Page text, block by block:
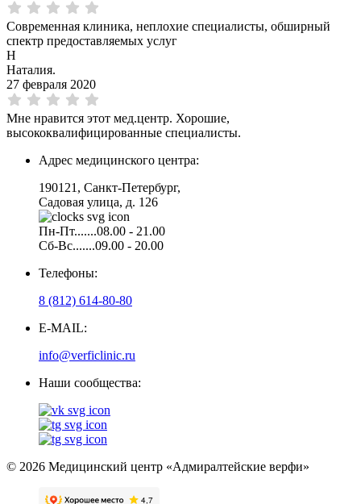
Современная клиника, неплохие специалисты, обширный
спектр предоставляемых услуг
Н
Наталия.
27 февраля 2020
Мне нравится этот мед.центр. Хорошие,
высококвалифицированные специалисты.
Адрес медицинского центра:
190121, Санкт-Петербург,
Садовая улица, д. 126
Пн-Пт.......08.00 - 21.00
Сб-Вс.......09.00 - 20.00
Телефоны:
8 (812) 614-80-80
E-MAIL:
info@verficlinic.ru
Наши сообщества:
© 2026 Медицинский центр «Адмиралтейские верфи»